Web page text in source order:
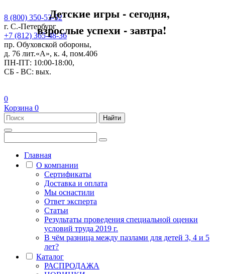
8 (800) 350-53-52
г. С.-Петербург
+7 (812) 365-48-36
пр. Обуховской обороны,
д. 76 лит.«А», к. 4, пом.406
ПН-ПТ: 10:00-18:00,
СБ - ВС: вых.
Детские игры - сегодня,
взрослые успехи - завтра!
0
Корзина 0
Найти
Главная
О компании
Сертификаты
Доставка и оплата
Мы оснастили
Ответ эксперта
Статьи
Результаты проведения специальной оценки
условий труда 2019 г.
В чём разница между пазлами для детей 3, 4 и 5
лет?
Каталог
РАСПРОДАЖА